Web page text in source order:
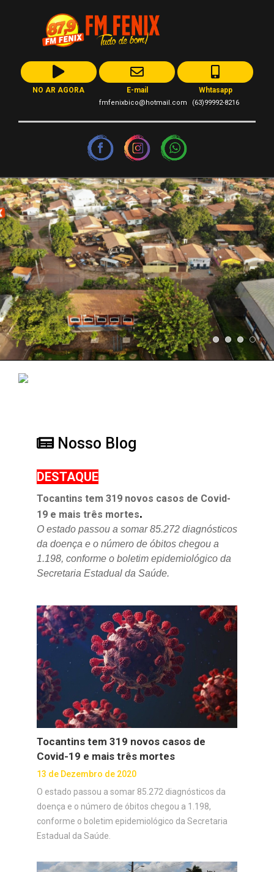
NO AR AGORA E-mail
fmfenixbico@hotmail.com
Whtasapp
(63)99992-8216
Nosso Blog
DESTAQUE
Tocantins tem 319 novos casos de Covid-
19 e mais três mortes.
O estado passou a somar 85.272 diagnósticos
da doença e o número de óbitos chegou a
1.198, conforme o boletim epidemiológico da
Secretaria Estadual da Saúde.
Tocantins tem 319 novos casos de
Covid-19 e mais três mortes
13 de Dezembro de 2020
O estado passou a somar 85.272 diagnósticos da
doença e o número de óbitos chegou a 1.198,
conforme o boletim epidemiológico da Secretaria
Estadual da Saúde.